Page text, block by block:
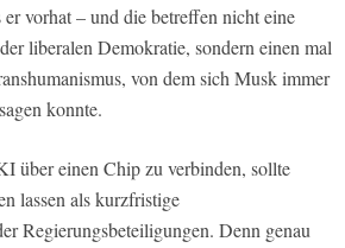
er vorhat – und die betreffen nicht eine
liberalen Demokratie, sondern einen mal
von dem sich Musk immer
konnte.
über einen Chip zu verbinden, sollte
lassen als kurzfristige
Regierungsbeteiligungen. Denn genau